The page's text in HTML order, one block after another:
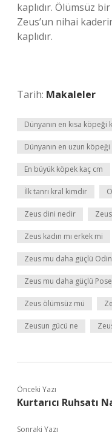
kaplıdır. Ölümsüz
Zeus’un nihai
kaplıdır.
Tarih: Makaleler
Dünyanın en kısa köpeği
Dünyanın en uzun
En büyük köpek kaç cm
İlk tanrı kral kimdir
Zeus dini nedir
Zeus kadın mı erkek mi
Zeus mu daha güçlü
Zeus mu daha güçlü
Zeus ölümsüz mü
Zeusun gücü ne
Önceki Yazı
Kurtarıcı Ruhsatı
Sonraki Yazı